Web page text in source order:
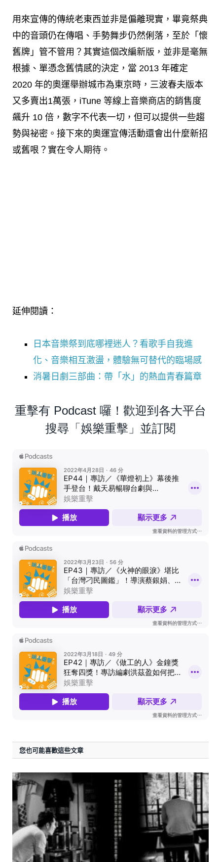
用來宣傳的傳統老東西並非是偏離現實，畢竟祭典
中的音頭仍在傳唱、手勢舞步仍然俐落，至於「懷
舊牌」管不管用？其實這個改編新版，並非是毫無
根據、單憑念舊情感的決定，當 2013 年確定
2020 年的奧運舉辦城市為東京時，三波春夫版本
又多賣出1萬張，iTune 等線上音樂商店的銷售度
飆升 10 倍，數字不代表一切，但可以提供一些趨
勢與祕密。接下來的奧運宣傳活動還會出什麼新招
或舊哏？實在令人期待。
延伸閱讀：
日本音樂祭到底哪裡迷人？看歌手自我進
化、音樂相互激盪，體驗無可替代的臨場感
消暑日劇三部曲：帶「水」的熱血青春篇章
重擊有 Podcast 囉！歡迎到各大平台
搜尋「娛樂重擊」並訂閱
您也可能喜歡這些文章